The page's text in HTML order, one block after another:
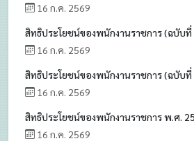
16 ก.ค. 2569
สิทธิประโยชน์ของพนักงานราชการ (ฉบับ
16 ก.ค. 2569
สิทธิประโยชน์ของพนักงานราชการ (ฉบับ
16 ก.ค. 2569
สิทธิประโยชน์ของพนักงานราชการ พ.ศ.
16 ก.ค. 2569